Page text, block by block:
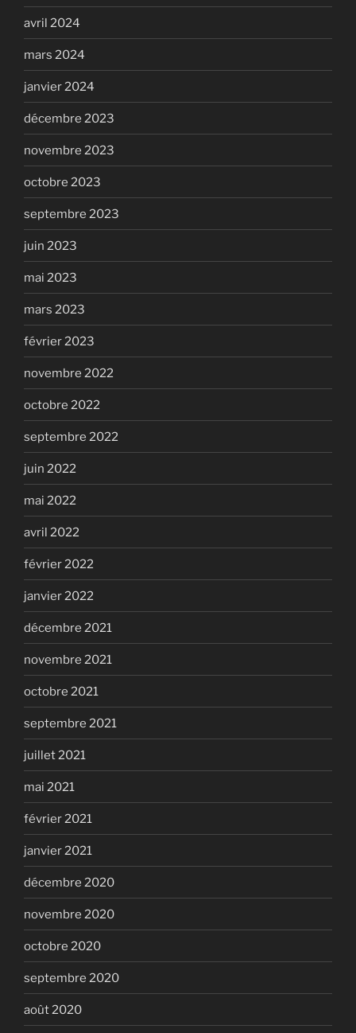
avril 2024
mars 2024
janvier 2024
décembre 2023
novembre 2023
octobre 2023
septembre 2023
juin 2023
mai 2023
mars 2023
février 2023
novembre 2022
octobre 2022
septembre 2022
juin 2022
mai 2022
avril 2022
février 2022
janvier 2022
décembre 2021
novembre 2021
octobre 2021
septembre 2021
juillet 2021
mai 2021
février 2021
janvier 2021
décembre 2020
novembre 2020
octobre 2020
septembre 2020
août 2020